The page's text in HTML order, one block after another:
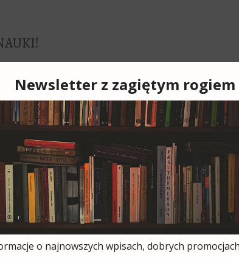
Sprawie 52 największych
pracy i równego traktowania.
tygodniowo, by po roku mieć
się bawełnę, czyje genialne testy
noworodków, kto zainicjował
W zdominowanym przez
dokonywały przełomowych
ale do niedawna nikt nie
im sprawiedliwości. Książka Rachel